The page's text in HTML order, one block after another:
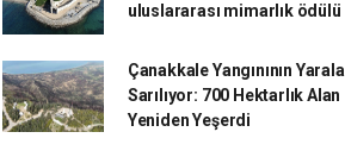
uluslararası mimarlık ödülü
Çanakkale Yangınının
Sarılıyor: 700 Hektarlık Alan
Yeniden Yeşerdi